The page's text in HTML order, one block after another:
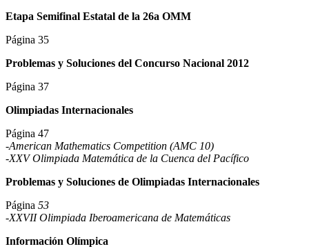
Etapa Semifinal Estatal de la 26a OMM
Página 35
Problemas y Soluciones del Concurso Nacional 2012
Página 37
Olimpiadas Internacionales
Página 47
-American Mathematics Competition (AMC 10)
-XXV Olimpiada Matemática de la Cuenca del Pacífico
Problemas y Soluciones de Olimpiadas Internacionales
Página 53
-XXVII Olimpiada Iberoamericana de Matemáticas
Información Olímpica